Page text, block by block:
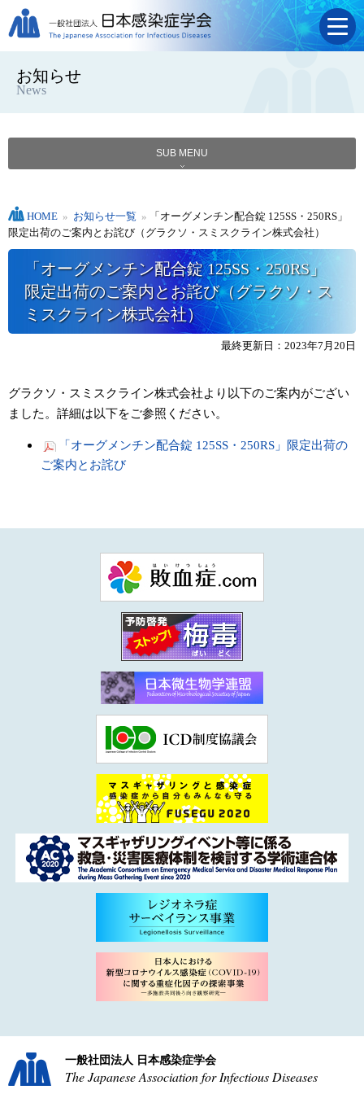
お知らせ
News
SUB MENU
HOME » お知らせ一覧 »
「オーグメンチン配合錠 125SS・250RS」
限定出荷のご案内とお詫び（グラクソ・スミスクライン株式会社）
「オーグメンチン配合錠 125SS・250RS」
限定出荷のご案内とお詫び（グラクソ・ス
ミスクライン株式会社）
最終更新日：2023年7月20日
グラクソ・スミスクライン株式会社より以下のご案内がござい
ました。詳細は以下をご参照ください。
「オーグメンチン配合錠 125SS・250RS」限定出荷の
ご案内とお詫び
一般社団法人 日本感染症学会
The Japanese Association for Infectious Diseases